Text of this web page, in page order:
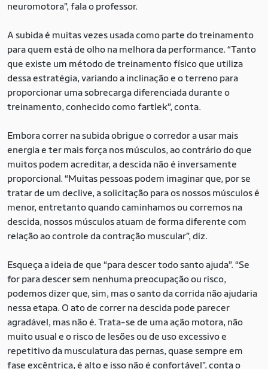
neuromotora”, fala o professor.
A subida é muitas vezes usada como parte do treinamento
para quem está de olho na melhora da performance. “Tanto
que existe um método de treinamento físico que utiliza
dessa estratégia, variando a inclinação e o terreno para
proporcionar uma sobrecarga diferenciada durante o
treinamento, conhecido como fartlek”, conta.
Embora correr na subida obrigue o corredor a usar mais
energia e ter mais força nos músculos, ao contrário do que
muitos podem acreditar, a descida não é inversamente
proporcional. “Muitas pessoas podem imaginar que, por se
tratar de um declive, a solicitação para os nossos músculos é
menor, entretanto quando caminhamos ou corremos na
descida, nossos músculos atuam de forma diferente com
relação ao controle da contração muscular”, diz.
Esqueça a ideia de que “para descer todo santo ajuda”. “Se
for para descer sem nenhuma preocupação ou risco,
podemos dizer que, sim, mas o santo da corrida não ajudaria
nessa etapa. O ato de correr na descida pode parecer
agradável, mas não é. Trata-se de uma ação motora, não
muito usual e o risco de lesões ou de uso excessivo e
repetitivo da musculatura das pernas, quase sempre em
fase excêntrica, é alto e isso não é confortável”, conta o